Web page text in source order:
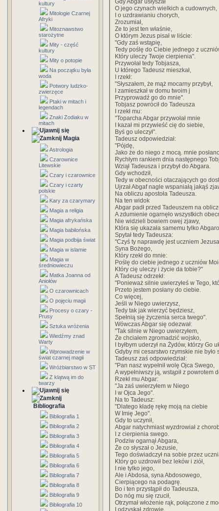
kultury
Mitologie Czarnej
Afryki
Mitoznawstwo
starożytne
Mity - część
kultury
Mity o potopie
Na początku była
woda
Potwory ludzko-
zwierzęce
Ptaki w mitach i
legendach
Znaki Zodiaku w
mitach
Magia
Astrologia
Czarownice
Litewskie
Czary i czarownice
Czary i czarty
polskie
Kary za czarymary
Magia a religia
Magia afrykańska
Magia babilońska
Magia podbija świat
Magia w islamie
Magia w
średniowieczu
Matka Joanna od
Aniołów
O czarownicach
O pojęciu magii
Procesy o czary -
Prusy
Sztuka wróżenia
Wiedźmy znad
Warty
Wprowadzenie w
świat czarnej magii
Wróżbiarstwo w ST
Z klątwą im do
twarzy
Bibliografia
Bibliografia 1
Bibliografia 2
Bibliografia 3
Bibliografia 4
Bibliografia 5
Bibliografia 6
Bibliografia 7
Bibliografia 8
Bibliografia 9
Bibliografia 10
Gdy Abgar usłyszał
O jego czynach wielkich a cudownych,
I o uzdrawianiu chorych,
Zrozumiał,
Ze to jest ten właśnie,
O którym Jezus pisał w liście:
"Gdy zaś wstąpię,
Tedy poślę do Ciebie jednego z
Który uleczy Twoje cierpienia".
Przywołał tedy Tobjasza,
U którego Tadeusz mieszkał,
I rzekł:
"Słyszałem, że mąż mocarny przybył,
I zamieszkał w domu twoim j
Przyprowadź go do mnie".
Tobjasz powrócił do Tadeusza
I rzekł mu:
"Toparcha Abgar przywołał mnie
I kazał mi przywieść cię do siebie,
Byś go uleczył".
Tadeusz odpowiedział:
"Pójdę,
Jako że do niego z mocą. mnie
Rychłym rankiem dnia następnego
Wziął Tadeusza i przybył do Abgara.
Gdy wchodził,
Tedy w obecności otaczających go
Ujrzał Abgaf nagle wspaniałą jakąś
Na obliczu apostoła Tadeusza.
Na ten widok
Abgar padł przed Tadeuszem na
A zdumienie ogarnęło wszystkich
Nie widzieli bowiem owej zjawy,
Która się ukazała samemu tylko
Spytał tedy Tadeusza:
"Czyś ty naprawdę jest uczniem
Syna Bożego,
Który rzekł do mnie:
Poślę do ciebie jednego z uczniów
Który cię uleczy i życie da tobie?"
A Tadeusz odrzekł:
"Ponieważ silnie uwierzyłeś w Tego,
Przeto jestem posłany do ciebie.
Co więcej,
Jeśli w Niego uwierzysz,
Tedy tak jak wierzyć będziesz,
Spełnią się życzenia serca twego".
Wówczas Abgar się odezwał:
"Tak silnie w Niego uwierzyłem,
Że chciałem zgromadzić wojsko,
I byłbym uderzył na Żydów, którzy Go
Gdyby mi cesarstwo rzymskie nie było
Tadeusz zaś odpowiedział:
"Pan nasz wypełnił wolę Ojca Swego,
A wypełniwszy ją, wstąpił z powrotem
Rzekł mu Abgar:
"Ja zaś uwierzyłem w Niego
I w Ojca Jego".
Na to Tadeusz:
"Dlatego kładę rękę moją na ciebie
W Imię Jego".
Gdy to uczynił,
Abgar natychmiast wyzdrowiał z
I z cierpienia swego.
Podziw ogarnął Abgara,
Że co słyszał o Jezusie,
Tego doświadczył na sobie przez
Który go uzdrowił bez leków i ziół,
I nie tylko jego,
Ale i Abdosa, syna Abdosowego,
Cierpiącego na podagrę.
Bo i ten przystąpił do Tadeusza,
Do nóg mu się rzucił,
Otrzymał włożenie rąk, połączone z
I odzyskał zdrowie.